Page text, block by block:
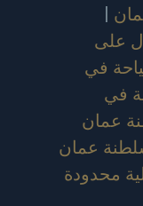
|
على
في
في
عمان
عمان
محدودة